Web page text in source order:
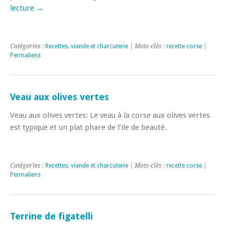
lecture →
Catégories : Recettes, viande et charcuterie | Mots-clés : recette corse
Permaliens
Veau aux olives vertes
Veau aux olives vertes: Le veau à la corse aux olives vertes
est typique et un plat phare de l’ile de beauté.
Catégories : Recettes, viande et charcuterie | Mots-clés : recette corse
Permaliens
Terrine de figatelli